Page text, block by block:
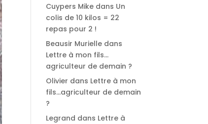
Cuypers Mike dans Un
colis de 10 kilos = 22
repas pour 2 !
Beausir Murielle dans
Lettre à mon fils…
agriculteur de demain ?
Olivier dans Lettre à mon
fils…agriculteur de demain
?
Legrand dans Lettre à